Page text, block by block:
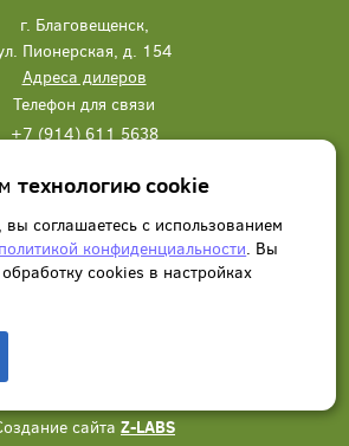
г. Благовещенск,
Пионерская, д. 154
Адреса дилеров
Телефон для связи
+7 (914) 611 5638
нам Заказать звонок
сайта Z-LABS
технологию cookie
вы соглашаетесь с использованием
политикой конфиденциальности. Вы
сookies в настройках